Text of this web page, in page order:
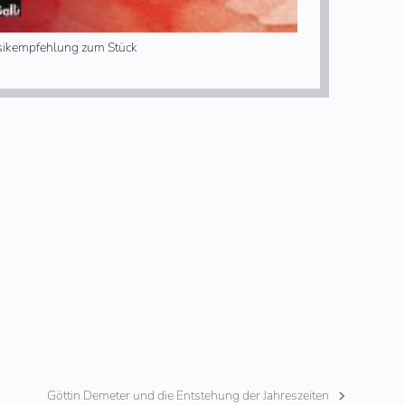
zum Stück
Göttin Demeter und die Entstehung der Jahreszeiten